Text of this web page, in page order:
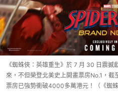
《蜘蛛俠：英雄重生》於 7 月 30 日震
來，不但榮登北美史上開畫票房No.1，
票房已強勢衝破4000多萬港元！（《蜘蛛